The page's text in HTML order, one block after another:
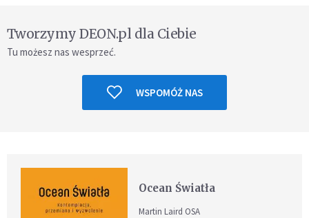
Tworzymy DEON.pl dla Ciebie
Tu możesz nas wesprzeć.
WSPOMÓŻ NAS
Ocean Światła
Martin Laird OSA